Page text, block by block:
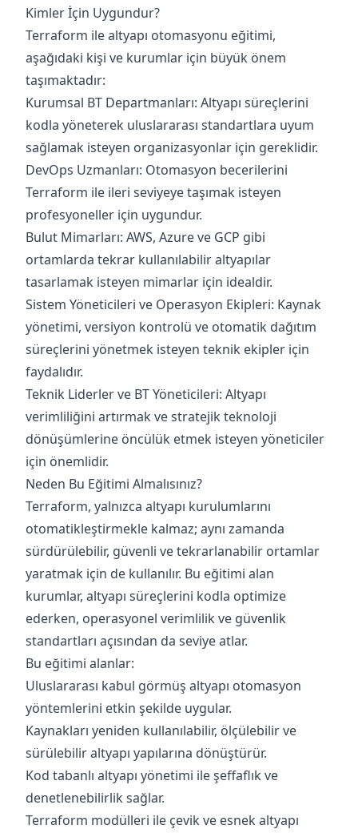
Kimler İçin Uygundur?
Terraform ile altyapı otomasyonu eğitimi,
aşağıdaki kişi ve kurumlar için büyük önem
taşımaktadır:
Kurumsal BT Departmanları: Altyapı süreçlerini
kodla yöneterek uluslararası standartlara uyum
sağlamak isteyen organizasyonlar için gereklidir.
DevOps Uzmanları: Otomasyon becerilerini
Terraform ile ileri seviyeye taşımak isteyen
profesyoneller için uygundur.
Bulut Mimarları: AWS, Azure ve GCP gibi
ortamlarda tekrar kullanılabilir altyapılar
tasarlamak isteyen mimarlar için idealdir.
Sistem Yöneticileri ve Operasyon Ekipleri: Kaynak
yönetimi, versiyon kontrolü ve otomatik dağıtım
süreçlerini yönetmek isteyen teknik ekipler için
faydalıdır.
Teknik Liderler ve BT Yöneticileri: Altyapı
verimliliğini artırmak ve stratejik teknoloji
dönüşümlerine öncülük etmek isteyen yöneticiler
için önemlidir.
Neden Bu Eğitimi Almalısınız?
Terraform, yalnızca altyapı kurulumlarını
otomatikleştirmekle kalmaz; aynı zamanda
sürdürülebilir, güvenli ve tekrarlanabilir ortamlar
yaratmak için de kullanılır. Bu eğitimi alan
kurumlar, altyapı süreçlerini kodla optimize
ederken, operasyonel verimlilik ve güvenlik
standartları açısından da seviye atlar.
Bu eğitimi alanlar:
Uluslararası kabul görmüş altyapı otomasyon
yöntemlerini etkin şekilde uygular.
Kaynakları yeniden kullanılabilir, ölçülebilir ve
sürülebilir altyapı yapılarına dönüştürür.
Kod tabanlı altyapı yönetimi ile şeffaflık ve
denetlenebilirlik sağlar.
Terraform modülleri ile çevik ve esnek altyapı